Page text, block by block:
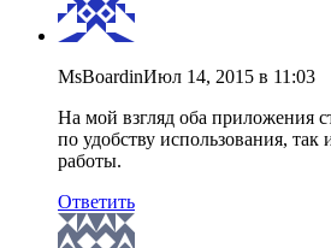
MsBoardinИюл 14, 2015 в 11:03
На мой взгляд оба приложения
по удобству использования, так
работы.
Ответить